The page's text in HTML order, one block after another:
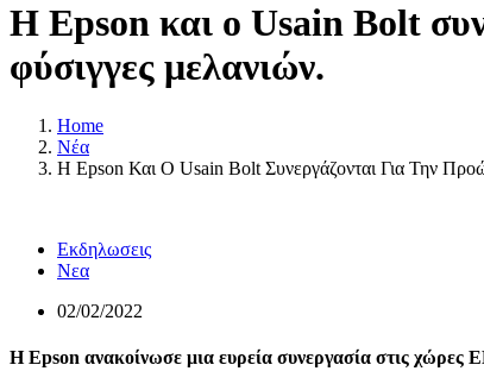
Η Epson και ο Usain Bolt
φύσιγγες μελανιών.
Home
Νέα
Η Epson Και Ο Usain Bolt Συνεργάζονται Για Την
Εκδηλωσεις
Νεα
02/02/2022
Η Epson ανακοίνωσε μια ευρεία συνεργασία στις